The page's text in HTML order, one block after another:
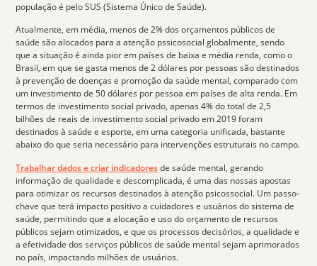
população é pelo SUS (Sistema Único de Saúde).
Atualmente, em média, menos de 2% dos orçamentos públicos de
saúde são alocados para a atenção pssicosocial globalmente, sendo
que a situação é ainda pior em países de baixa e média renda, como o
Brasil, em que se gasta menos de 2 dólares por pessoas são destinados
à prevenção de doenças e promoção da saúde mental, comparado com
um investimento de 50 dólares por pessoa em países de alta renda. Em
termos de investimento social privado, apenas4% do totalde 2,5
bilhões de reais de investimento social privado em 2019 foram
destinados à saúde e esporte, em uma categoria unificada, bastante
abaixo do que seria necessário para intervenções estruturais no campo.
Trabalhar dados e criar indicadores de saúde mental, gerando
informação de qualidade e descomplicada, é uma das nossas apostas
para otimizar os recursos destinados à atenção psicossocial. Um passo-
chave que terá impacto positivo a cuidadores e usuários do sistema de
saúde, permitindo que a alocação e uso do orçamento de recursos
públicos sejam otimizados, e que os processos decisórios, a qualidade e
a efetividade dos serviços públicos de saúde mental sejam aprimorados
no país, impactando milhões de usuários.